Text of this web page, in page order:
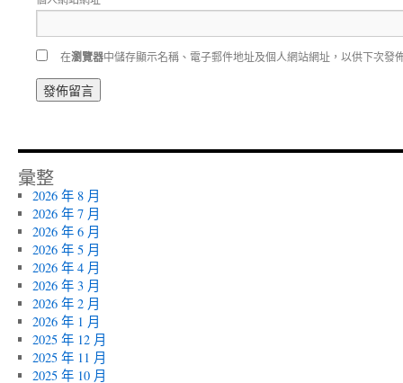
在瀏覽器中儲存顯示名稱、電子郵件地址及個人網站網址，以供下次發
彙整
2026 年 8 月
2026 年 7 月
2026 年 6 月
2026 年 5 月
2026 年 4 月
2026 年 3 月
2026 年 2 月
2026 年 1 月
2025 年 12 月
2025 年 11 月
2025 年 10 月